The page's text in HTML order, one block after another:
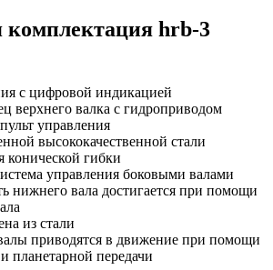
комплектация hrb-3
с цифровой индикацией
верхнего валка с гидроприводом
управления
высококачественной стали
конической гибки
управления боковыми валами
нижнего вала достигается при помощи
из стали
приводятся в движение при помощи
планетарной передачи